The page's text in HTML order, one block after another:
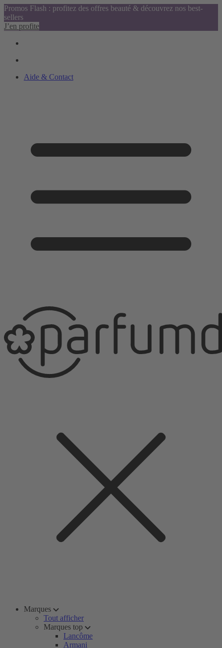
Promos Flash : profitez des offres beauté & découvrez nos best-
sellers
J’en profite
Aide & Contact
Marques
Tout afficher
Marques top
Lancôme
Armani